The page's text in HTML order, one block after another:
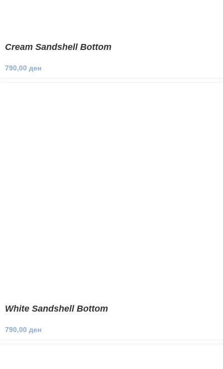
Cream Sandshell Bottom
790,00 ден
White Sandshell Bottom
790,00 ден